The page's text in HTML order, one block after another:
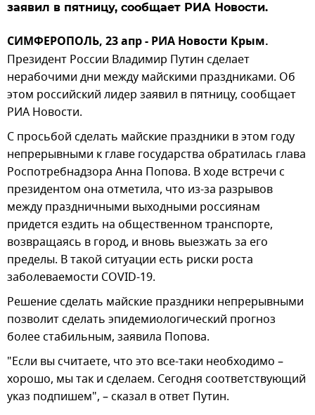
заявил в пятницу, сообщает РИА Новости.
СИМФЕРОПОЛЬ, 23 апр - РИА Новости Крым.
Президент России Владимир Путин сделает
нерабочими дни между майскими праздниками. Об
этом российский лидер заявил в пятницу, сообщает
РИА Новости.
С просьбой сделать майские праздники в этом году
непрерывными к главе государства обратилась глава
Роспотребнадзора Анна Попова. В ходе встречи с
президентом она отметила, что из-за разрывов
между праздничными выходными россиянам
придется ездить на общественном транспорте,
возвращаясь в город, и вновь выезжать за его
пределы. В такой ситуации есть риски роста
заболеваемости COVID-19.
Решение сделать майские праздники непрерывными
позволит сделать эпидемиологический прогноз
более стабильным, заявила Попова.
"Если вы считаете, что это все-таки необходимо –
хорошо, мы так и сделаем. Сегодня соответствующий
указ подпишем", – сказал в ответ Путин.